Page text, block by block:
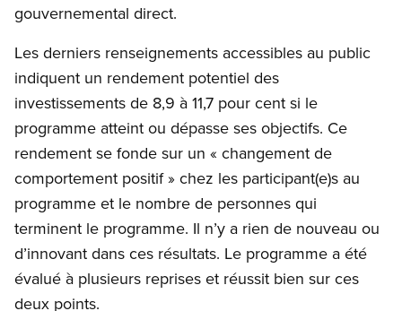
gouvernemental direct.
Les derniers renseignements accessibles au public
indiquent un rendement potentiel des
investissements de 8,9 à 11,7 pour cent si le
programme atteint ou dépasse ses objectifs. Ce
rendement se fonde sur un « changement de
comportement positif » chez les participant(e)s au
programme et le nombre de personnes qui
terminent le programme. Il n’y a rien de nouveau ou
d’innovant dans ces résultats. Le programme a été
évalué à plusieurs reprises et réussit bien sur ces
deux points.